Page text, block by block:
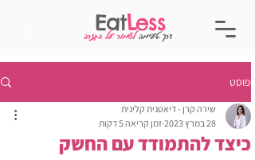
EatLess
דרך טעימהלשמור על הגזרה
פוסט
כיצד להתמודד עם החשק
שירה קרן - דיאטנית קלינית
28 במרץ 2023
זמן קריאה 5 דקות